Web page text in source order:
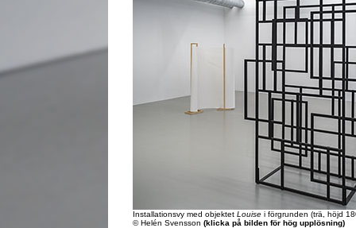
Installationsvy med objektet Louisei förgrunden (trä, höjd
© Helén Svensson (klicka på bilden för hög upplösning)